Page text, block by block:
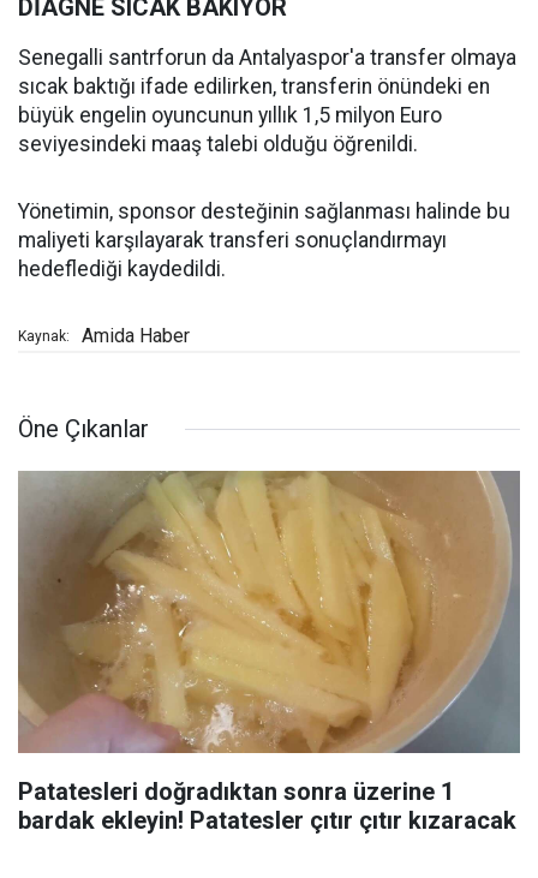
DİAGNE SICAK BAKIYOR
Senegalli santrforun da Antalyaspor'a transfer olmaya
sıcak baktığı ifade edilirken, transferin önündeki en
büyük engelin oyuncunun yıllık 1,5 milyon Euro
seviyesindeki maaş talebi olduğu öğrenildi.
Yönetimin, sponsor desteğinin sağlanması halinde bu
maliyeti karşılayarak transferi sonuçlandırmayı
hedeflediği kaydedildi.
Kaynak: Amida Haber
Öne Çıkanlar
Patatesleri doğradıktan sonra üzerine 1
bardak ekleyin! Patatesler çıtır çıtır kızaracak